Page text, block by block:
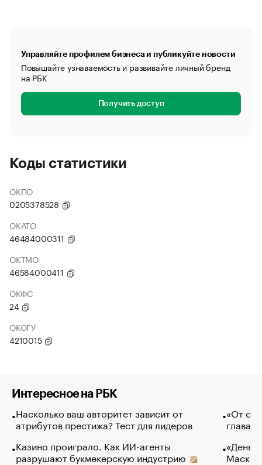
Управляйте профилем бизнеса и публикуйте новости
Повышайте узнаваемость и развивайте личный бренд
на РБК
Получить доступ
Коды статистики
ОКПО
0205378528
ОКАТО
46484000311
ОКТМО
46584000411
ОКФС
24
ОКОГУ
4210015
Интересное на РБК
Насколько ваш авторитет зависит от
атрибутов престижа? Тест для лидеров
Казино проиграло. Как ИИ-агенты
разрушают букмекерскую индустрию
«От
глава
Маск в